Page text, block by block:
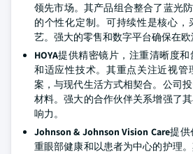
领先市场。其产品组合整合了蓝光
的个性化定制。可持续性是核心，
艺。强大的零售和数字平台确保在欧
HOYA提供精密镜片，注重清晰度
和适应性技术。其重点关注近视管
案，与现代生活方式相契合。公司
材料。强大的合作伙伴关系增强了
响力。
Johnson & Johnson Vision Care提供
重眼部健康和以患者为中心的护理